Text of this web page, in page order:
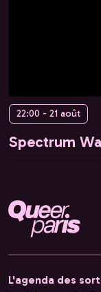
22:00 - 21 août
Spectrum
L'agenda des